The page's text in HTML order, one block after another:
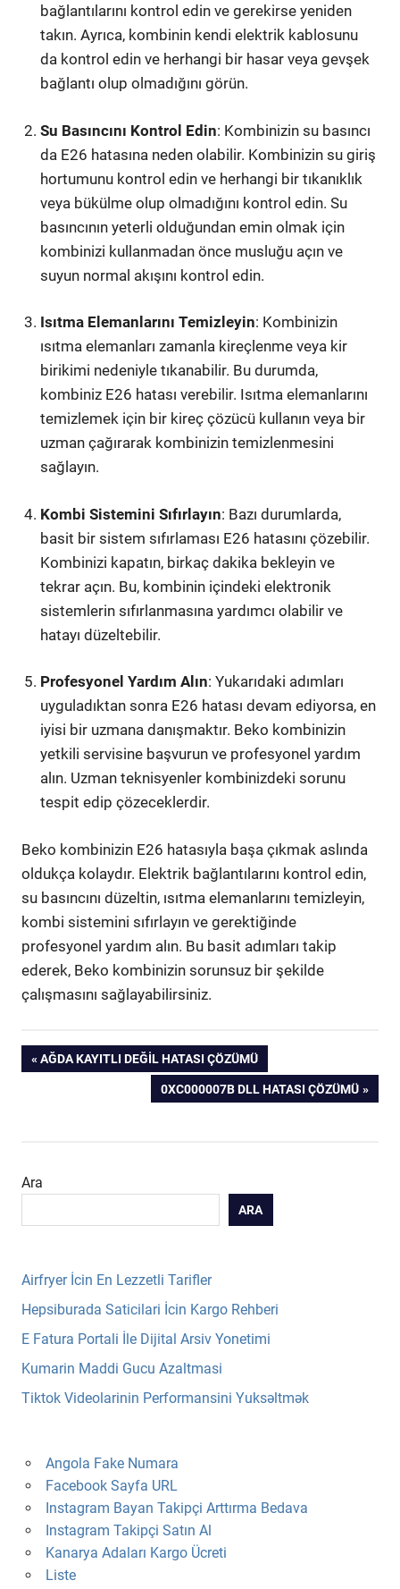
bağlantılarını kontrol edin ve gerekirse yeniden
takın. Ayrıca, kombinin kendi elektrik kablosunu
da kontrol edin ve herhangi bir hasar veya gevşek
bağlantı olup olmadığını görün.
Su Basıncını Kontrol Edin: Kombinizin su basıncı
da E26 hatasına neden olabilir. Kombinizin su giriş
hortumunu kontrol edin ve herhangi bir tıkanıklık
veya bükülme olup olmadığını kontrol edin. Su
basıncının yeterli olduğundan emin olmak için
kombinizi kullanmadan önce musluğu açın ve
suyun normal akışını kontrol edin.
Isıtma Elemanlarını Temizleyin: Kombinizin
ısıtma elemanları zamanla kireçlenme veya kir
birikimi nedeniyle tıkanabilir. Bu durumda,
kombiniz E26 hatası verebilir. Isıtma elemanlarını
temizlemek için bir kireç çözücü kullanın veya bir
uzman çağırarak kombinizin temizlenmesini
sağlayın.
Kombi Sistemini Sıfırlayın: Bazı durumlarda,
basit bir sistem sıfırlaması E26 hatasını çözebilir.
Kombinizi kapatın, birkaç dakika bekleyin ve
tekrar açın. Bu, kombinin içindeki elektronik
sistemlerin sıfırlanmasına yardımcı olabilir ve
hatayı düzeltebilir.
Profesyonel Yardım Alın: Yukarıdaki adımları
uyguladıktan sonra E26 hatası devam ediyorsa, en
iyisi bir uzmana danışmaktır. Beko kombinizin
yetkili servisine başvurun ve profesyonel yardım
alın. Uzman teknisyenler kombinizdeki sorunu
tespit edip çözeceklerdir.
Beko kombinizin E26 hatasıyla başa çıkmak aslında
oldukça kolaydır. Elektrik bağlantılarını kontrol edin,
su basıncını düzeltin, ısıtma elemanlarını temizleyin,
kombi sistemini sıfırlayın ve gerektiğinde
profesyonel yardım alın. Bu basit adımları takip
ederek, Beko kombinizin sorunsuz bir şekilde
çalışmasını sağlayabilirsiniz.
Yazı
PREVIOUS
AĞDA KAYITLI DEĞIL HATASI ÇÖZÜMÜ
NEXT
POST:
0XC000007B DLL HATASI ÇÖZÜMÜ
Ara
ARA
Airfryer İcin En Lezzetli Tarifler
Hepsiburada Saticilari İcin Kargo Rehberi
E Fatura Portali İle Dijital Arsiv Yonetimi
Kumarin Maddi Gucu Azaltmasi
Tiktok Videolarinin Performansini Yuksəltmək
Angola Fake Numara
Facebook Sayfa URL
Instagram Bayan Takipçi Arttırma Bedava
Instagram Takipçi Satın Al
Kanarya Adaları Kargo Ücreti
Liste